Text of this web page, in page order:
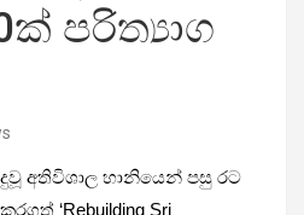
පරිත්‍යාග
අතිවිශාල හානියෙන් පසු රට
‘Rebuilding Sri